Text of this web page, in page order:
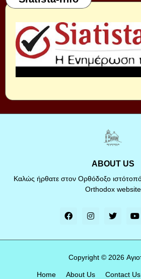
ABOUT US
Καλώς ήρθατε στον Ορθόδοξο
Orthodox website
Copyright © 2026
Home About Us Contact Us